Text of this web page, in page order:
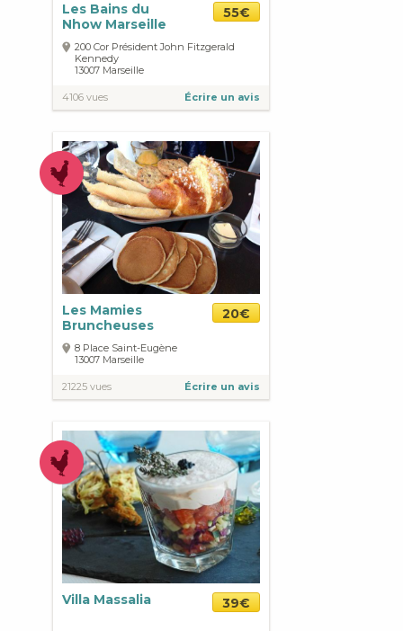
Les Bains du
Nhow Marseille
55€
200 Cor Président John Fitzgerald
Kennedy
13007 Marseille
4106 vues Écrire un avis
Les Mamies
Bruncheuses
20€
8 Place Saint-Eugène
13007 Marseille
21225 vues Écrire un avis
Villa Massalia 39€